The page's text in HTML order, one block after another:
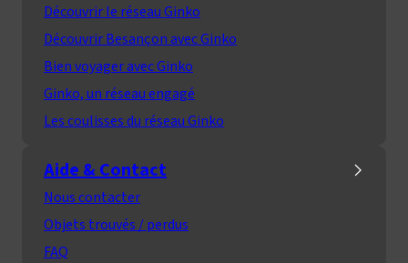
Découvrir le réseau Ginko
Découvrir Besançon avec Ginko
Bien voyager avec Ginko
Ginko, un réseau engagé
Les coulisses du réseau Ginko
Aide & Contact
Nous contacter
Objets trouvés / perdus
FAQ